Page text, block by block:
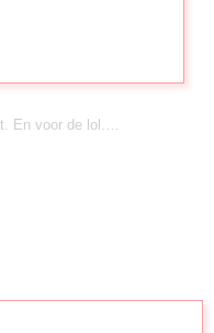
En voor de lol.…